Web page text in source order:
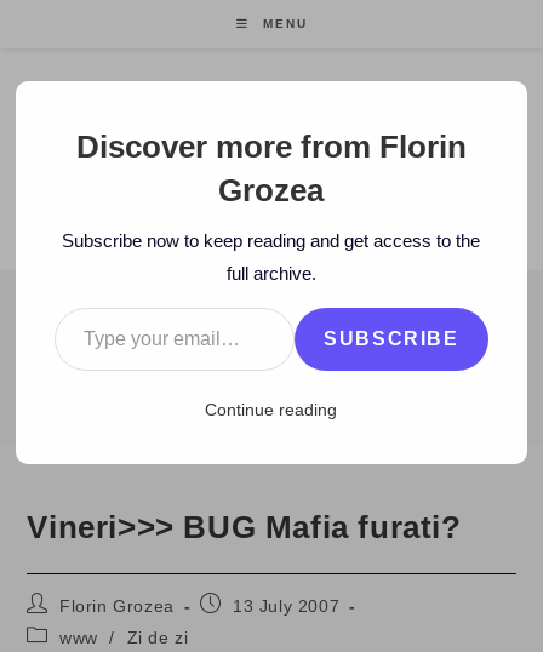
MENU
Florin Grozea
ENTREPRENEUR. FOUNDER/CEO MOCAPP.
BLOG
2007 > July > 13 > Zi de zi Vineri>>> BUG Mafia furati?
Vineri>>> BUG Mafia furati?
Post
author:
Florin Grozea
Post13 July 2007
Postwww / Zi de zi
Discover more from Florin
Grozea
Subscribe now to keep reading and get access to the
full archive.
Type your email…
SUBSCRIBE
Continue reading